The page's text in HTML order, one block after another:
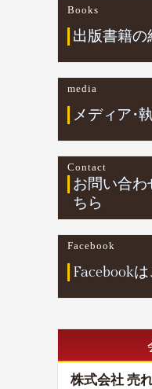
Books
出版書籍の
media
メディア・
Contact
お問い合わ
ちら
Facebook
Facebook
株式会社 売